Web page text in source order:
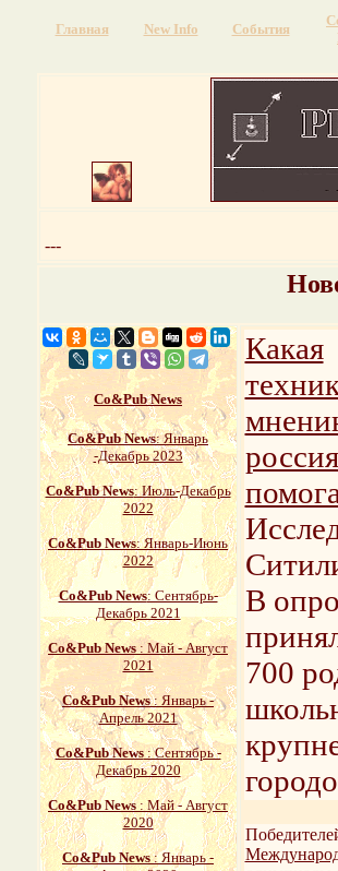
Главная New Info События
---
Со&Pub News
Со&Pub News: Январь
-Декабрь 2023
Со&Pub News: Июль-Декабрь
2022
Со&Pub News: Январь-Июнь
2022
Со&Pub News: Сентябрь-
Декабрь 2021
Со&Pub News : Май - Август
2021
Со&Pub News: Январь -
Апрель 2021
Со&Pub News: Сентябрь -
Декабрь 2020
Со&Pub News : Май - Август
2020
Со&Pub News: Январь -
Какая
В
700